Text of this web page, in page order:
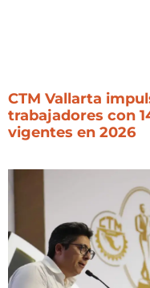
CTM Vallarta
trabajadores con
vigentes en 2026